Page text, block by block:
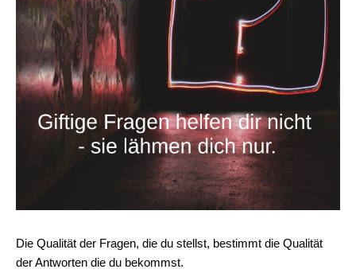
Die Qualität der Fragen, die du stellst, bestimmt die Qualität
der Antworten die du bekommst.